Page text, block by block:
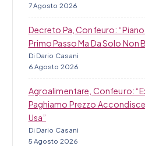
7 Agosto 2026
Decreto Pa, Confeuro: “Piano
Primo Passo Ma Da Solo Non
Di Dario Casani
6 Agosto 2026
Agroalimentare, Confeuro:
Paghiamo Prezzo
Usa”
Di Dario Casani
5 Agosto 2026